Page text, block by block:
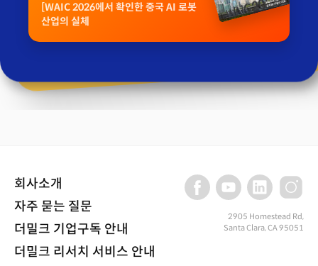
[WAIC 2026에서 확인한 중국 AI 로봇
산업의 실체
회사소개
자주 묻는 질문
더밀크 기업구독 안내
더밀크 리서치 서비스 안내
2905 Homestead Rd,
Santa Clara, CA 95051